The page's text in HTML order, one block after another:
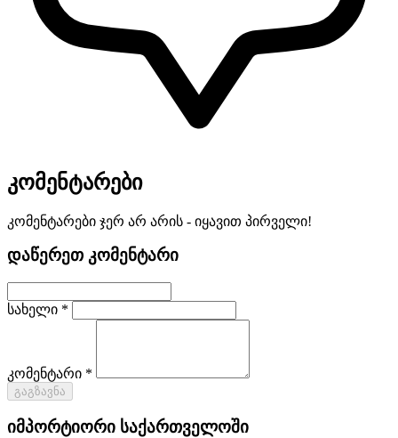
კომენტარები
კომენტარები ჯერ არ არის - იყავით პირველი!
დაწერეთ კომენტარი
სახელი *
კომენტარი *
გაგზავნა
იმპორტიორი საქართველოში